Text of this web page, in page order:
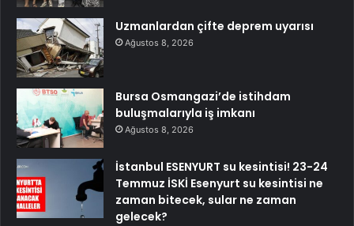
Uzmanlardan çifte deprem uyarısı
Ağustos 8, 2026
Bursa Osmangazi’de istihdam
buluşmalarıyla iş imkanı
Ağustos 8, 2026
İstanbul ESENYURT su kesintisi! 23-24
Temmuz İSKİ Esenyurt su kesintisi ne
zaman bitecek, sular ne zaman
gelecek?